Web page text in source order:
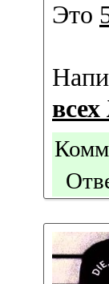
Это